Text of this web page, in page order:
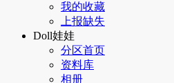
我的收藏
上报缺失
Doll娃娃
分区首页
资料库
相册